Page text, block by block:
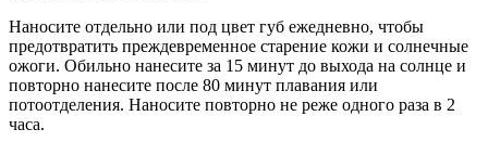
Наносите отдельно или под цвет губ ежедневно, чтобы
предотвратить преждевременное старение кожи и солнечные
ожоги. Обильно нанесите за 15 минут до выхода на солнце и
повторно нанесите после 80 минут плавания или
потоотделения. Наносите повторно не реже одного раза в 2
часа.